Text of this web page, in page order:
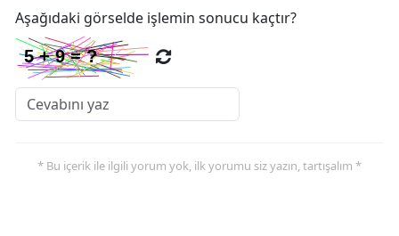
Aşağıdaki görselde işlemin sonucu kaçtır?
* Bu içerik ile ilgili yorum yok, ilk yorumu siz yazın, tartışalım *